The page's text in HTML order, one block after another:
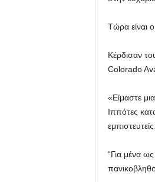
Τώρα είναι
Κέρδισαν
Colorado
«Είμαστε
Ιππότες
εμπιστευτείς.
“Για μένα